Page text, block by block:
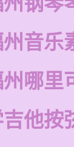
音乐
哪里
吉他按